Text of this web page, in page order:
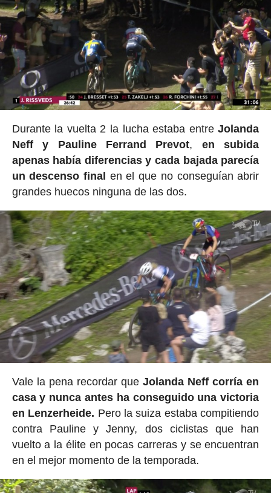
Durante la vuelta 2 la lucha estaba entreJolanda
Neff y Pauline Ferrand Prevot, en subida
apenas había diferencias y cada bajada parecía
un descenso final en el que no conseguían abrir
grandes huecos ninguna de las dos.
Vale la pena recordar queJolanda Neff corría en
casa y nunca antes ha conseguido una victoria
en Lenzerheide. Pero la suiza estaba compitiendo
contra Pauline y Jenny, dos ciclistas que han
vuelto a la élite en pocas carreras y se encuentran
en el mejor momento de la temporada.